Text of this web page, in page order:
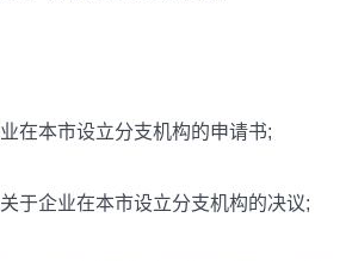
本市设立分支机构的申请书;
企业在本市设立分支机构的决议;